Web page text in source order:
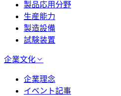
製品応用分野
生産能力
製造設備
試験装置
企業文化
企業理念
イベント記事